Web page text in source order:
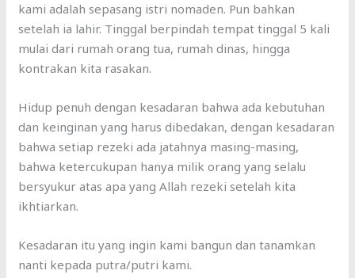
kami adalah sepasang istri nomaden. Pun bahkan
setelah ia lahir. Tinggal berpindah tempat tinggal 5 kali
mulai dari rumah orang tua, rumah dinas, hingga
kontrakan kita rasakan.
Hidup penuh dengan kesadaran bahwa ada kebutuhan
dan keinginan yang harus dibedakan, dengan kesadaran
bahwa setiap rezeki ada jatahnya masing-masing,
bahwa ketercukupan hanya milik orang yang selalu
bersyukur atas apa yang Allah rezeki setelah kita
ikhtiarkan.
Kesadaran itu yang ingin kami bangun dan tanamkan
nanti kepada putra/putri kami.